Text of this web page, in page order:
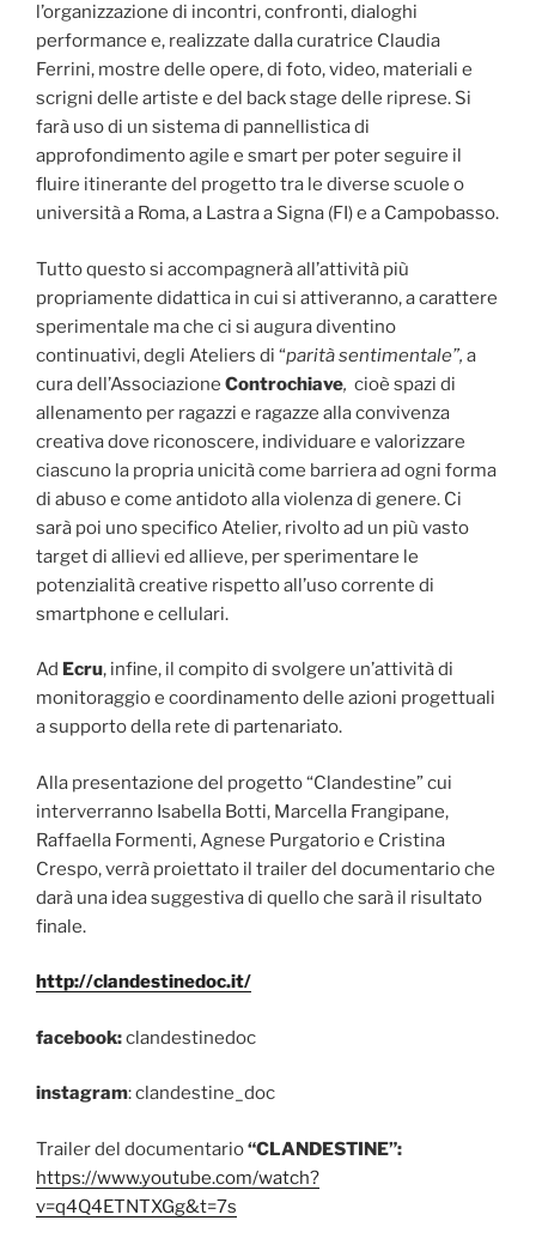
l’organizzazione di incontri, confronti, dialoghi
performance e, realizzate dalla curatrice Claudia
Ferrini, mostre delle opere, di foto, video, materiali e
scrigni delle artiste e del back stage delle riprese. Si
farà uso di un sistema di pannellistica di
approfondimento agile e smart per poter seguire il
fluire itinerante del progetto tra le diverse scuole o
università a Roma, a Lastra a Signa (FI) e a Campobasso.
Tutto questo si accompagnerà all’attività più
propriamente didattica in cui si attiveranno, a carattere
sperimentale ma che ci si augura diventino
continuativi, degli Ateliers di “parità sentimentale”, a
cura dell’Associazione Controchiave, cioè spazi di
allenamento per ragazzi e ragazze alla convivenza
creativa dove riconoscere, individuare e valorizzare
ciascuno la propria unicità come barriera ad ogni forma
di abuso e come antidoto alla violenza di genere. Ci
sarà poi uno specifico Atelier, rivolto ad un più vasto
target di allievi ed allieve, per sperimentare le
potenzialità creative rispetto all’uso corrente di
smartphone e cellulari.
Ad Ecru, infine, il compito di svolgere un’attività di
monitoraggio e coordinamento delle azioni progettuali
a supporto della rete di partenariato.
Alla presentazione del progetto “Clandestine” cui
interverranno Isabella Botti, Marcella Frangipane,
Raffaella Formenti, Agnese Purgatorio e Cristina
Crespo, verrà proiettato il trailer del documentario che
darà una idea suggestiva di quello che sarà il risultato
finale.
http://clandestinedoc.it/
facebook:clandestinedoc
instagram: clandestine_doc
Trailer del documentario“CLANDESTINE”:
https://www.youtube.com/watch?
v=q4Q4ETNTXGg&t=7s